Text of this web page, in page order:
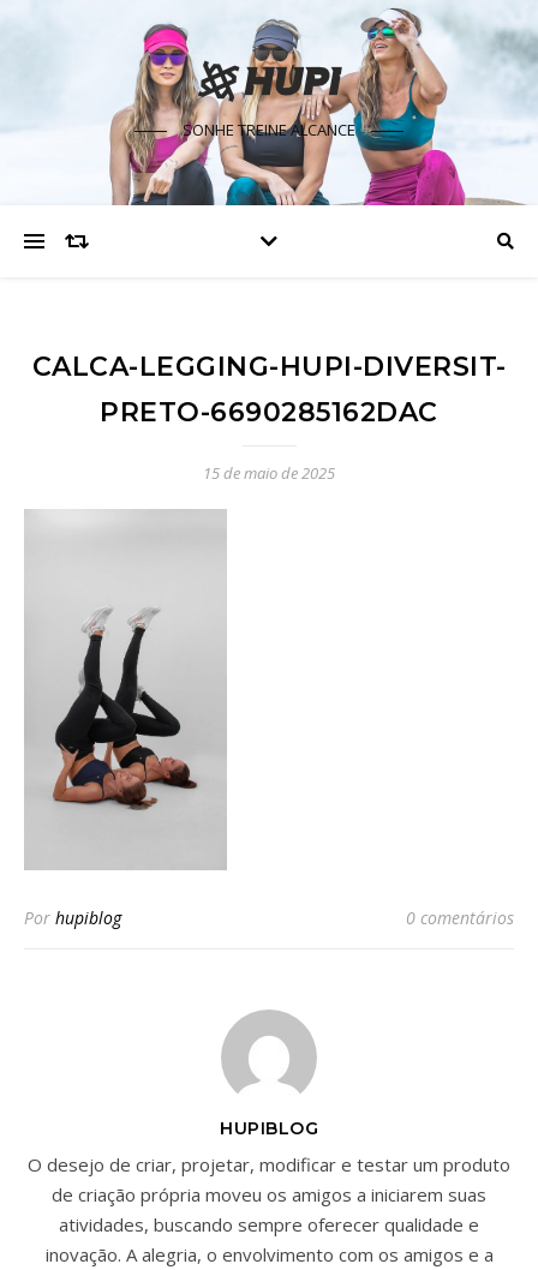
SONHE TREINE ALCANCE
CALCA-LEGGING-HUPI-DIVERSIT-
PRETO-6690285162DAC
15 de maio de 2025
Por hupiblog 0 comentários
HUPIBLOG
O desejo de criar, projetar, modificar e testar um produto
de criação própria moveu os amigos a iniciarem suas
atividades, buscando sempre oferecer qualidade e
inovação. A alegria, o envolvimento com os amigos e a